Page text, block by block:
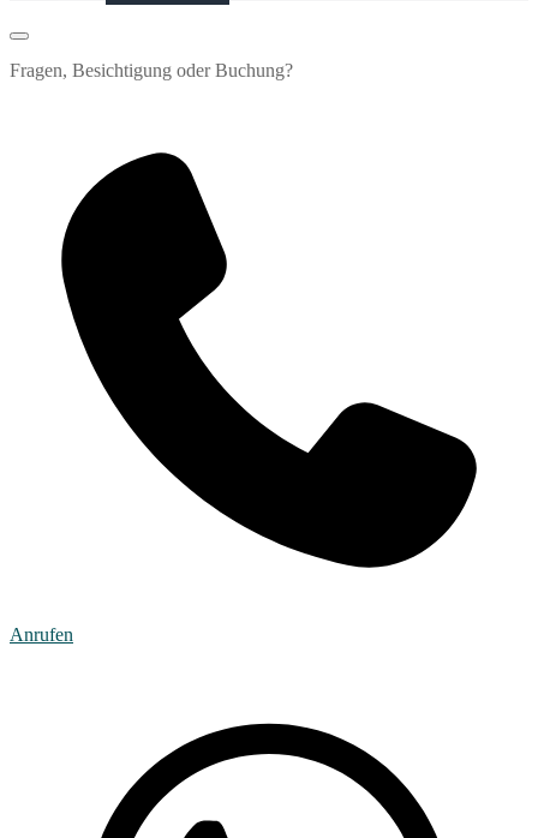
Fragen, Besichtigung oder Buchung?
Anrufen